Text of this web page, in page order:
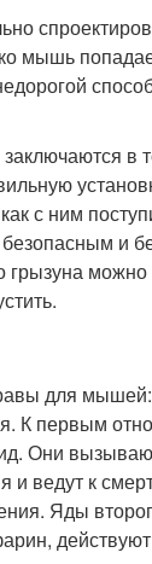
мышь
в
с ним
и
грызуна можно
для мышей:
К первым
Они
и ведут к
Яды